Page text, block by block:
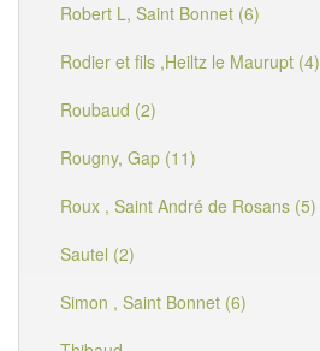
Robert L, Saint Bonnet (6)
Rodier et fils ,Heiltz le Maurupt (4)
Roubaud (2)
Rougny, Gap (11)
Roux , Saint André de Rosans (5)
Sautel (2)
Simon , Saint Bonnet (6)